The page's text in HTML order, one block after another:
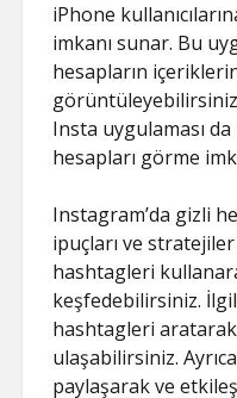
iPhone
imkanı sunar. Bu
hesapların
Insta uygulaması da
hesapları görme
Instagram’da gizli
ipuçları ve
hashtagleri
keşfedebilirsiniz.
hashtagleri
ulaşabilirsiniz.
paylaşarak ve